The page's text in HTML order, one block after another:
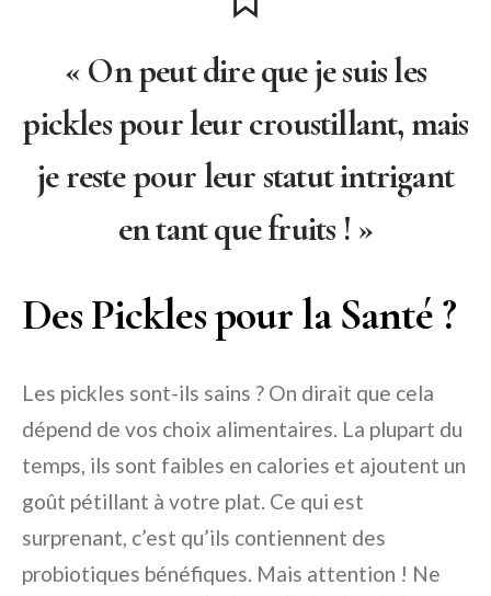
« On peut dire que je suis les
pickles pour leur croustillant, mais
je reste pour leur statut intrigant
en tant que fruits ! »
Des Pickles pour la Santé ?
Les pickles sont-ils sains ? On dirait que cela
dépend de vos choix alimentaires. La plupart du
temps, ils sont faibles en calories et ajoutent un
goût pétillant à votre plat. Ce qui est
surprenant, c’est qu’ils contiennent des
probiotiques bénéfiques. Mais attention ! Ne